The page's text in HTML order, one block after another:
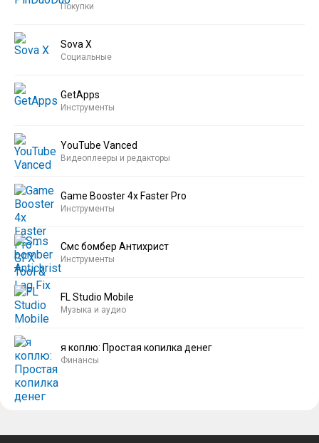
Покупки
Sova X
Социальные
GetApps
Инструменты
YouTube Vanced
Видеоплееры и редакторы
Game Booster 4x Faster Pro
Инструменты
Смс бомбер Антихрист
Инструменты
FL Studio Mobile
Музыка и аудио
я коплю: Простая копилка денег
Финансы